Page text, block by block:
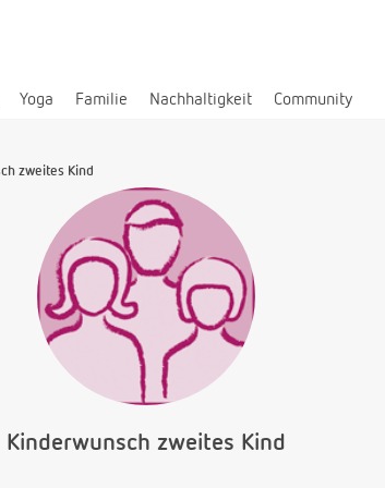
Yoga Familie Nachhaltigkeit Community
zweites Kind
Kinderwunsch zweites Kind